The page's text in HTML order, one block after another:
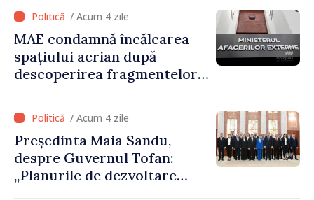
/ Acum 4 zile
MAE condamnă încălcarea
spațiului aerian după
descoperirea fragmentelor
/ Acum 4 zile
Președinta Maia Sandu,
despre Guvernul Tofan:
„Planurile de dezvoltare